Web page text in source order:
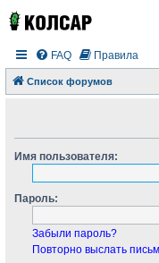
FAQ Правила
Список форумов
Имя пользователя:
Пароль:
Забыли пароль?
Повторно выслать